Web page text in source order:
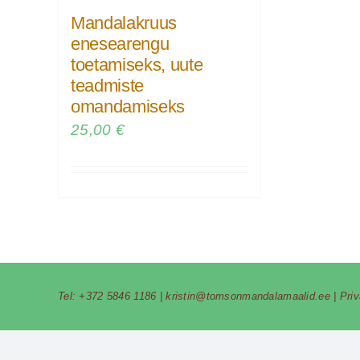
Mandalakruus
enesearengu
toetamiseks, uute
teadmiste
omandamiseks
25,00 €
Tel: +372 5846 1186 |kristin@tomsonmandalamaalid.ee|